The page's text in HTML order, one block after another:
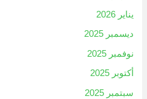
يناير 2026
ديسمبر 2025
نوفمبر 2025
أكتوبر 2025
سبتمبر 2025